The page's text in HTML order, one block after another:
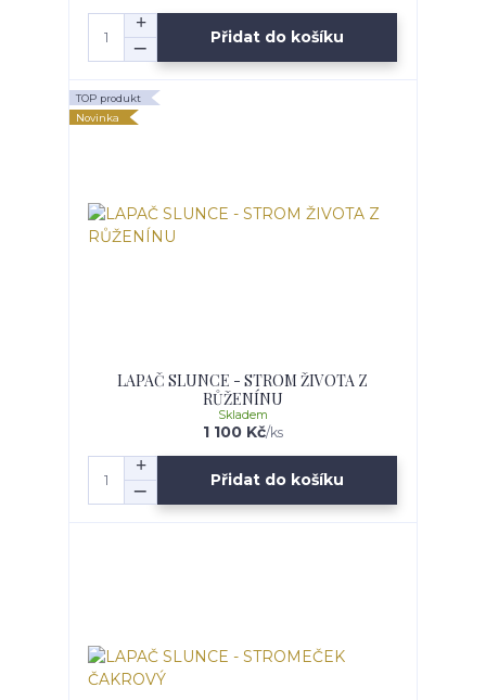
Přidat do košíku
TOP produkt
Novinka
LAPAČ SLUNCE - STROM ŽIVOTA Z
RŮŽENÍNU
1 100 Kč/ks
Skladem
Přidat do košíku